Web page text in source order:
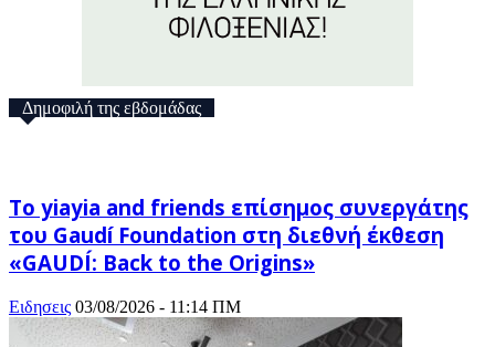
Δημοφιλή της εβδομάδας
Το yiayia and friends επίσημος συνεργάτης
του Gaudí Foundation στη διεθνή έκθεση
«GAUDÍ: Back to the Origins»
Ειδησεις 03/08/2026 - 11:14 ΠΜ